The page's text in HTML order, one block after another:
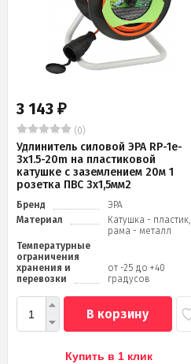
3 143 ₽
(0)
Удлинитель силовой ЭРА RP-1e-
3x1.5-20m на пластиковой
катушке c заземлением 20м 1
розетка ПВС 3х1,5мм2
Бренд
ЭРА
Материал
Катушка - пластик,
рама - металл
Температурные
ограничения
хранения и
перевозки
от -25 до +40
градусов
В корзину
Купить в 1 клик